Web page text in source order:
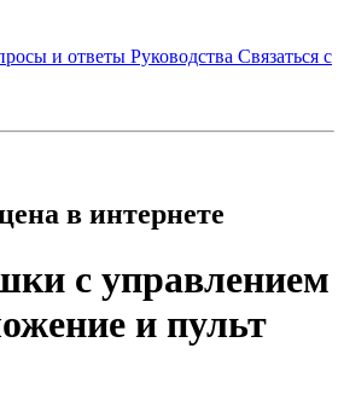
и ответы Руководства Связаться с
в интернете
с управлением
и пульт